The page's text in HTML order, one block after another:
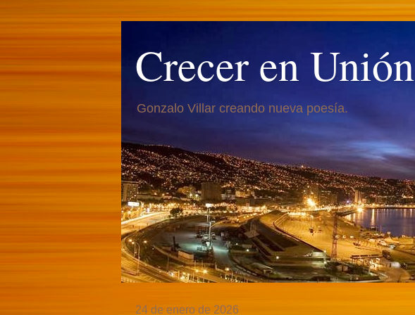
Crecer en Unión
Gonzalo Villar creando nueva poesía.
24 de enero de 2026